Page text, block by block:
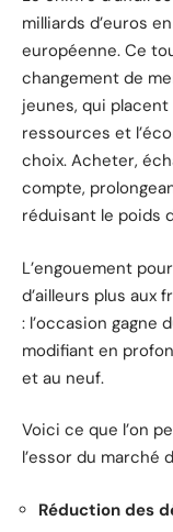
milliards d’euros
européenne. Ce
changement de
jeunes, qui
ressources et
choix. Acheter,
compte,
réduisant le poids
L’engouement
d’ailleurs plus aux
: l’occasion gagne
modifiant en
et au neuf.
Voici ce que l’on
l’essor du marché
Réduction des